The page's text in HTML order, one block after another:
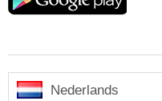
Nederlands